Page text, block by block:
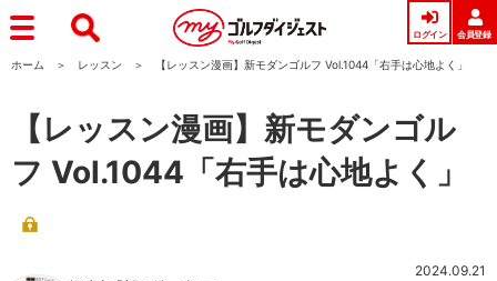
ログイン 会員登録
ホーム レッスン 【レッスン漫画】新モダンゴルフ Vol.1044「右手は心地よく」
【レッスン漫画】新モダンゴル
フ Vol.1044「右手は心地よく」
2024.09.21